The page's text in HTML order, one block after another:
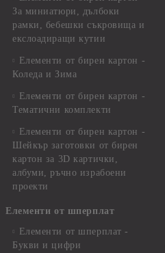
За миниатюри, дълбоки
рамки, бебешки съкровища и
екслоадиращи кутии
Елементи от бирен картон -
Коледа и Зима
Елементи от бирен картон -
Тематични комплекти
Елементи от бирен картон -
Шейкър заготовки от бирен
картон за 3D картички,
албуми, ръчно израбоени
проекти
Елементи от шперплат
Елементи от шперплат -
Букви и цифри